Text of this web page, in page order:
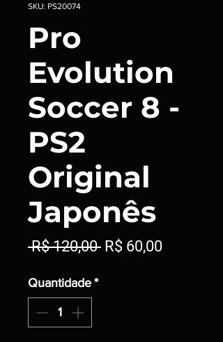
SKU: PS20074
Pro
Evolution
Soccer 8 -
PS2
Original
Japonês
R$ 120,00 Preço
R$ 60,00Preço
Quantidade *